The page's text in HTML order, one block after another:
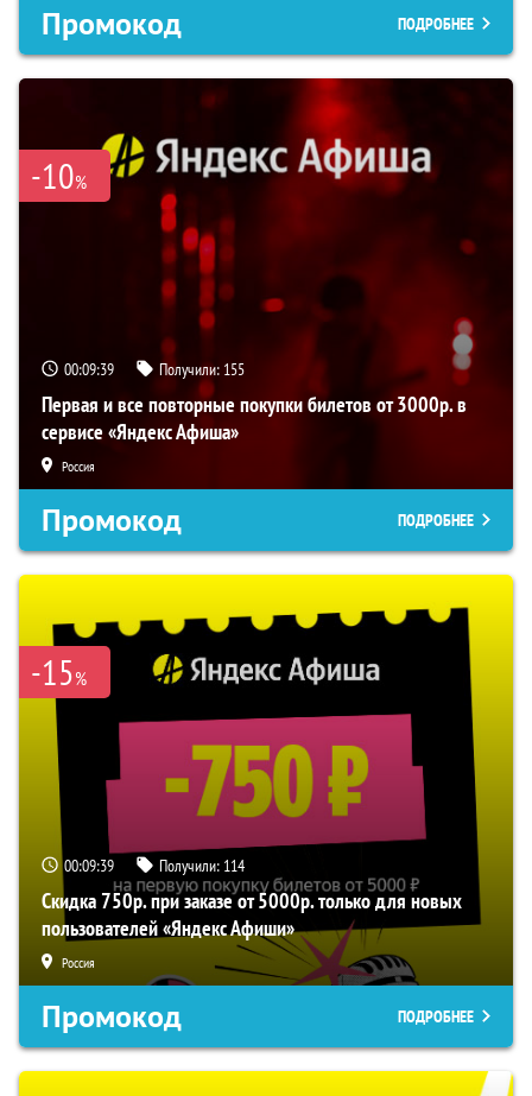
Промокод ПОДРОБНЕЕ
-10%
00:09:39 Получили: 155
Первая и все повторные покупки билетов от 3000р. в
сервисе «Яндекс Афиша»
Россия
Промокод ПОДРОБНЕЕ
-15%
00:09:39 Получили: 114
Скидка 750р. при заказе от 5000р. только для новых
пользователей «Яндекс Афиши»
Россия
Промокод ПОДРОБНЕЕ